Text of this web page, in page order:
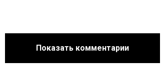
Показать комментарии